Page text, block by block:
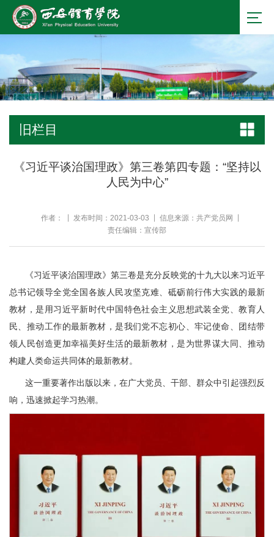
旧栏目
《习近平谈治国理政》第三卷第四专题：“坚持以
人民为中心”
作者： 发布时间：2021-03-03
信息来源：共产党员网
责任编辑：宣传部
《习近平谈治国理政》第三卷是充分反映党的十九大以来习近平
总书记领导全党全国各族人民攻坚克难、砥砺前行伟大实践的最新
教材，是用习近平新时代中国特色社会主义思想武装全党、教育人
民、推动工作的最新教材，是我们党不忘初心、牢记使命、团结带
领人民创造更加幸福美好生活的最新教材，是为世界谋大同、推动
构建人类命运共同体的最新教材。
这一重要著作出版以来，在广大党员、干部、群众中引起强烈反
响，迅速掀起学习热潮。